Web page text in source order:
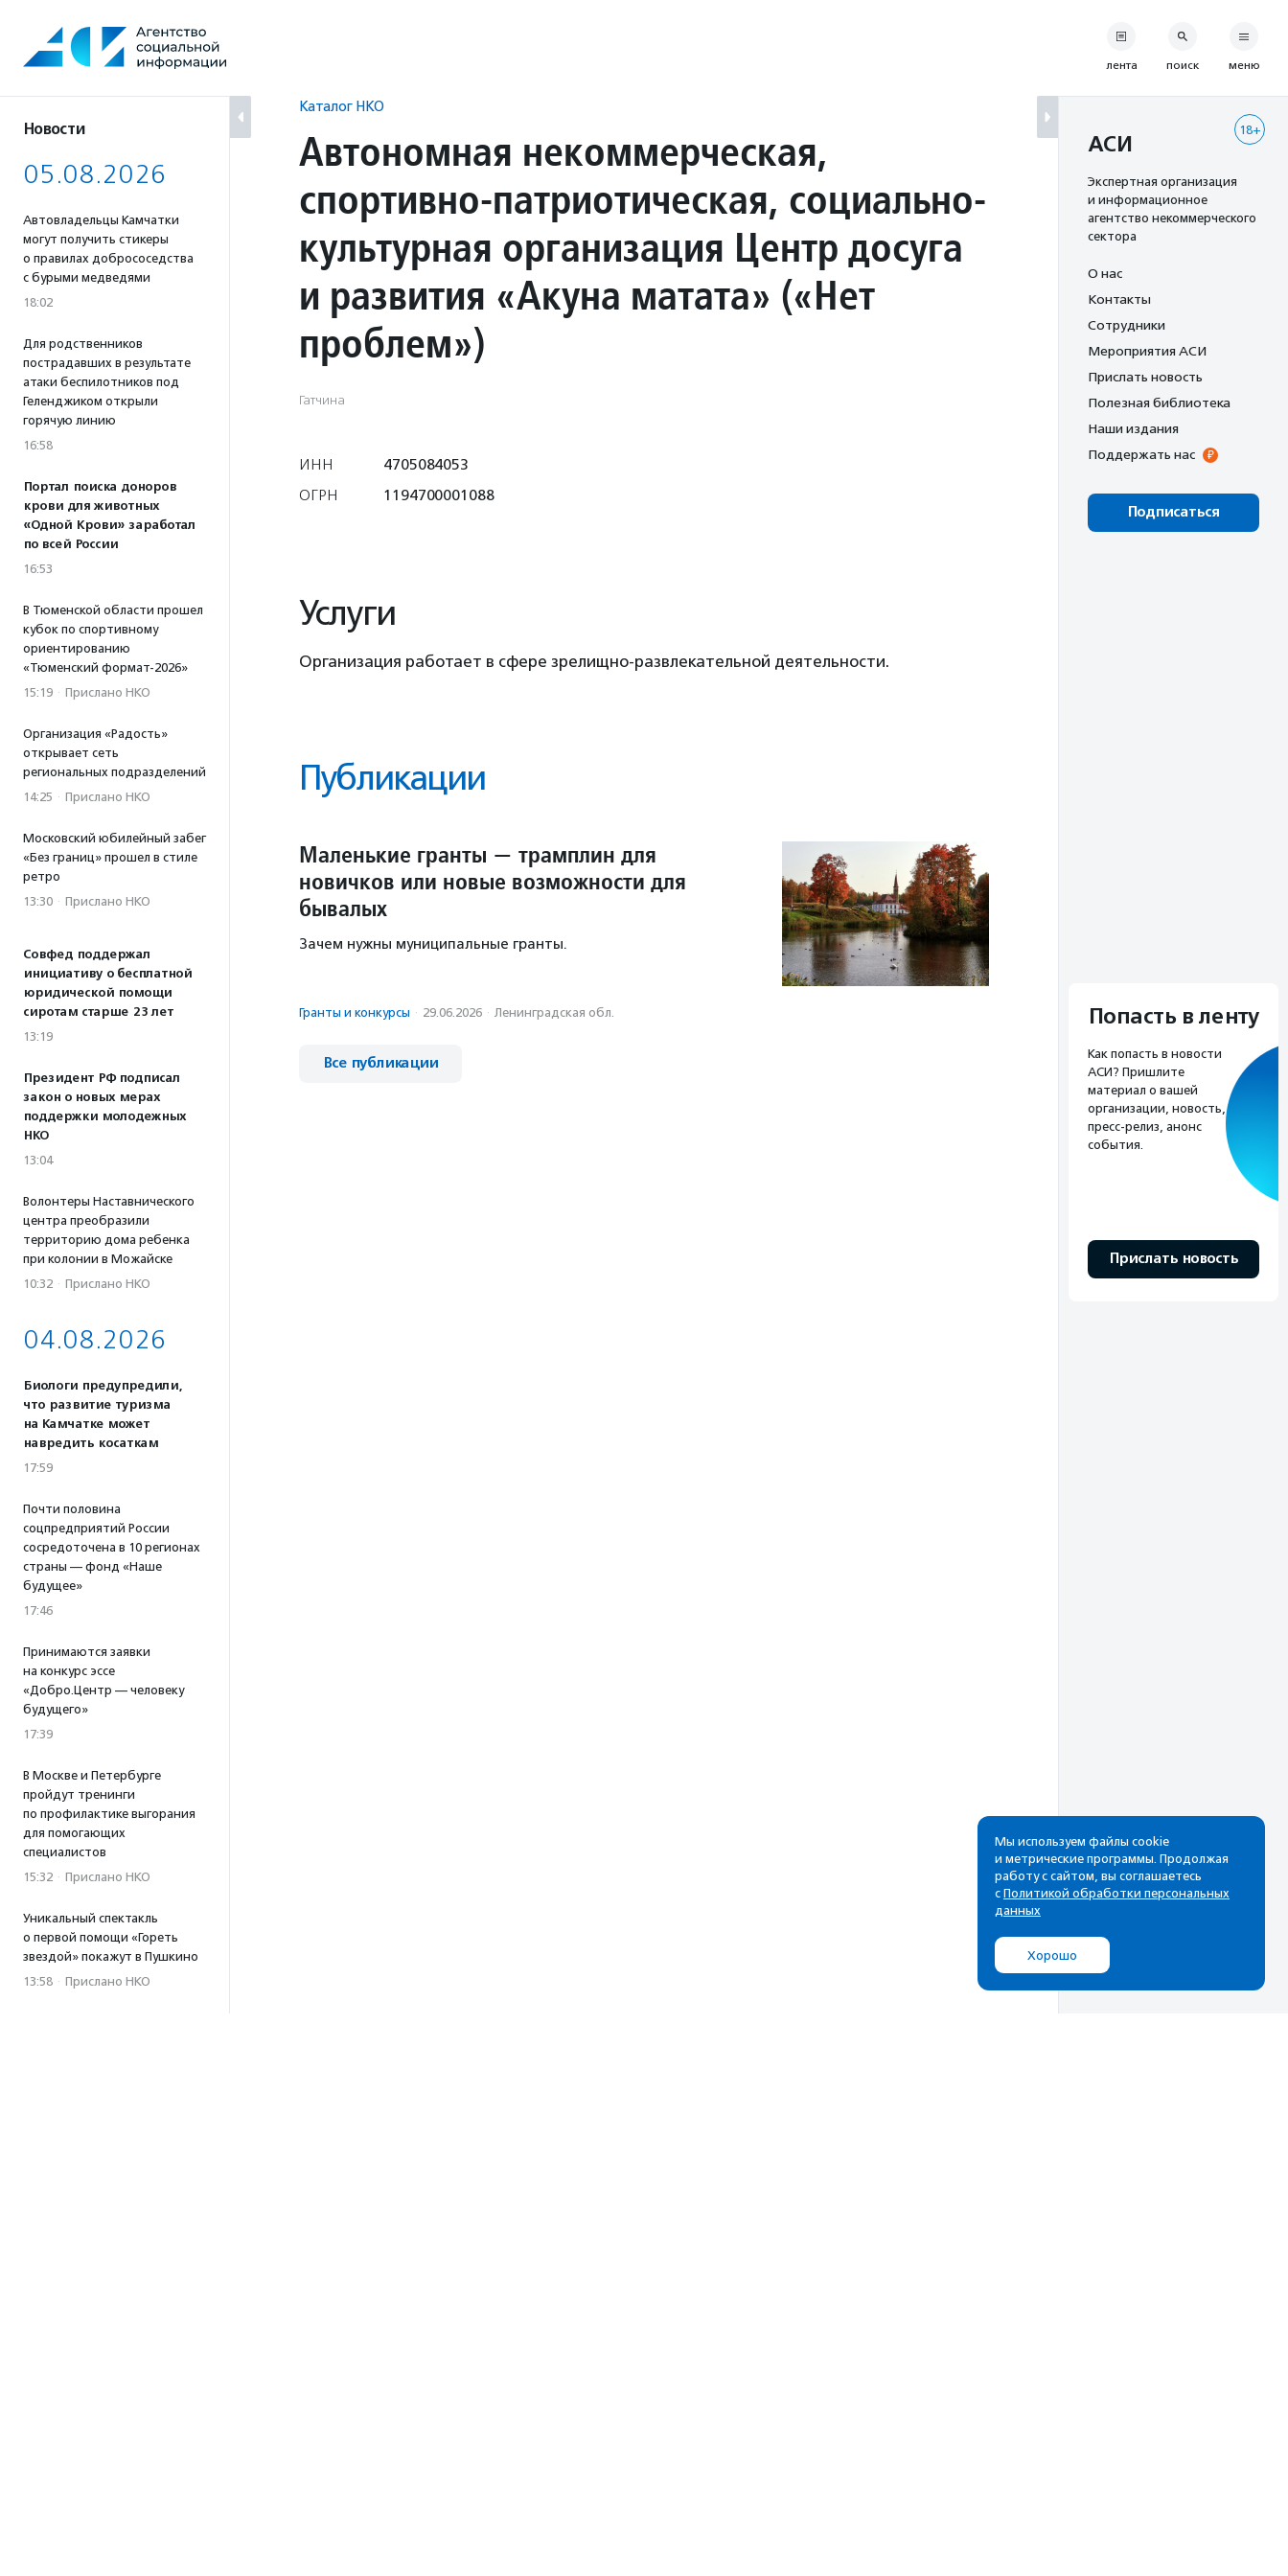
содержанию
Новости
05.08.2026
Автовладельцы Камчатки
могут получить стикеры
о правилах добрососедства
с бурыми медведями
18:02
Для родственников
пострадавших в результате
атаки беспилотников под
Геленджиком открыли
горячую линию
16:58
Портал поиска доноров
крови для животных
«Одной Крови» заработал
по всей России
16:53
В Тюменской области прошел
кубок по спортивному
ориентированию
«Тюменский формат-2026»
15:19 · Прислано НКО
Организация «Радость»
открывает сеть
региональных подразделений
14:25 · Прислано НКО
Московский юбилейный забег
«Без границ» прошел в стиле
ретро
13:30 · Прислано НКО
Совфед поддержал
инициативу о бесплатной
юридической помощи
сиротам старше 23 лет
13:19
Президент РФ подписал
закон о новых мерах
поддержки молодежных
НКО
13:04
Волонтеры Наставнического
центра преобразили
территорию дома ребенка
при колонии в Можайске
10:32 · Прислано НКО
04.08.2026
Биологи предупредили,
что развитие туризма
на Камчатке может
навредить косаткам
17:59
Почти половина
соцпредприятий России
сосредоточена в 10 регионах
страны — фонд «Наше
будущее»
17:46
Принимаются заявки
на конкурс эссе
«Добро.Центр — человеку
будущего»
17:39
В Москве и Петербурге
пройдут тренинги
по профилактике выгорания
для помогающих
специалистов
15:32 · Прислано НКО
Уникальный спектакль
о первой помощи «Гореть
звездой» покажут в Пушкино
13:58 · Прислано НКО
Каталог НКО
Автономная некоммерческая,
спортивно-патриотическая, социально-
культурная организация Центр досуга
и развития «Акуна матата» («Нет
проблем»)
Гатчина
ИНН
4705084053
ОГРН
1194700001088
Услуги
Организация работает в сфере зрелищно-развлекательной деятельности.
Публикации
Маленькие гранты — трамплин для
новичков или новые возможности для
бывалых
Зачем нужны муниципальные гранты.
Гранты и конкурсы · 29.06.2026 · Ленинградская обл.
Все публикации
лента поиск меню
18+
АСИ
Экспертная организация
и информационное
агентство некоммерческого
сектора
О нас
Контакты
Сотрудники
Мероприятия АСИ
Прислать новость
Полезная библиотека
Наши издания
Поддержать нас
Подписаться
Попасть в ленту
Как попасть в новости
АСИ? Пришлите
материал о вашей
организации, новость,
пресс-релиз, анонс
события.
Прислать новость
Рассылка
Cамые свежие новости,
почтовом ящике
Мы используем файлы cookie
и метрические программы. Продолжая
работу с сайтом, вы соглашаетесь
с Политикой обработки персональных
данных
Хорошо